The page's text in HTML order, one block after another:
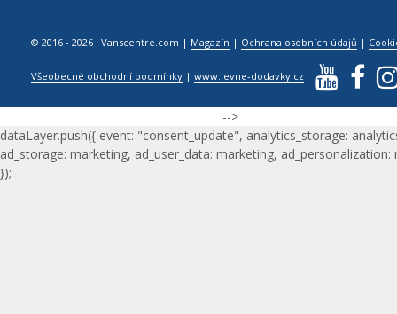
© 2016 - 2026 Vanscentre.com | Magazín | Ochrana osobních údajů |
Všeobecné obchodní podmínky |www.levne-dodavky.cz
-->
dataLayer.push({ event: "consent_update", analytics_storage:
ad_storage: marketing, ad_user_data: marketing, ad_personalization:
});